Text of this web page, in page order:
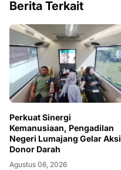
Berita Terkait
Perkuat Sinergi
Kemanusiaan, Pengadilan
Negeri Lumajang Gelar Aksi
Donor Darah
Agustus 06, 2026